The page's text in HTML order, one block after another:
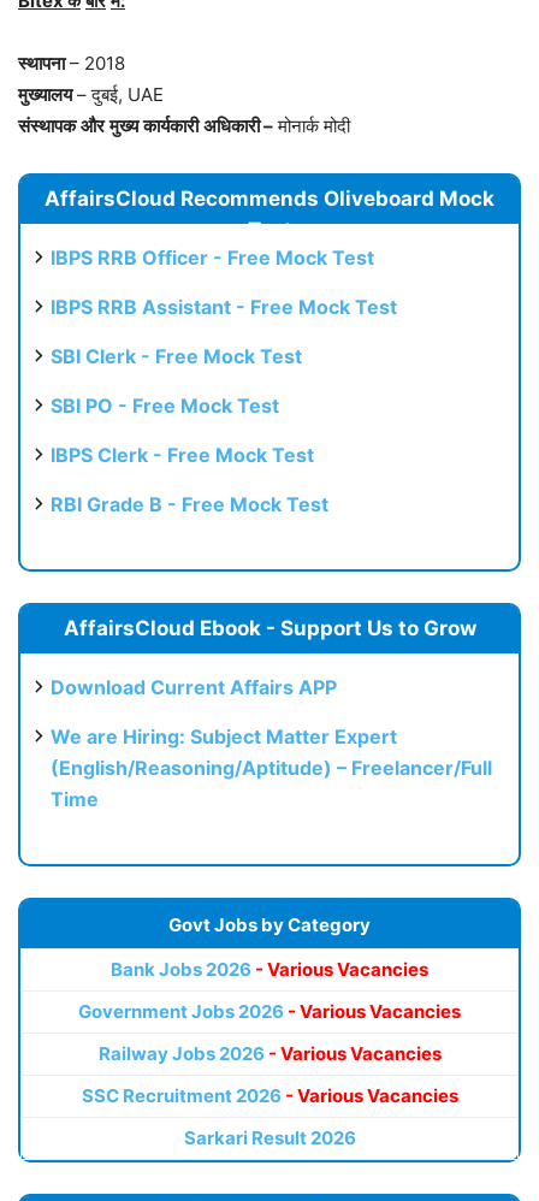
स्थापना– 2018
मुख्यालय– दुबई, UAE
संस्थापक और मुख्य कार्यकारी अधिकारी–मोनार्क मोदी
AffairsCloud Recommends Oliveboard Mock
Test
IBPS RRB Officer - Free Mock Test
IBPS RRB Assistant - Free Mock Test
SBI Clerk - Free Mock Test
SBI PO - Free Mock Test
IBPS Clerk - Free Mock Test
RBI Grade B - Free Mock Test
AffairsCloud Ebook - Support Us to Grow
Download Current Affairs APP
We are Hiring: Subject Matter Expert
(English/Reasoning/Aptitude) – Freelancer/Full
Time
Govt Jobs by Category
Bank Jobs 2026 - Various Vacancies
Government Jobs 2026 - Various Vacancies
Railway Jobs 2026 - Various Vacancies
SSC Recruitment 2026 - Various Vacancies
Sarkari Result 2026